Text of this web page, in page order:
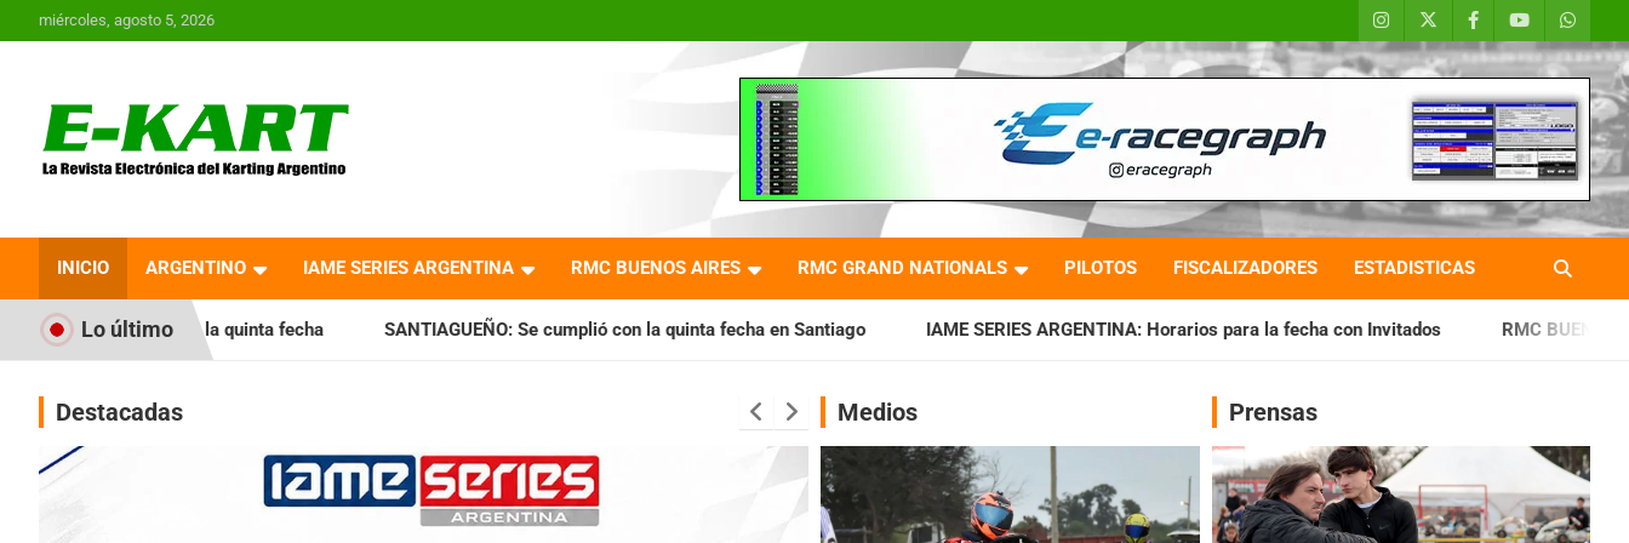
al
miércoles, agosto 5, 2026
Revista Electrónica del
Karting en Argentina
INICIO ARGENTINO IAME SERIES ARGENTINA RMC BUENOS AIRES RMC GRAND NATIONALS PILOTOS FISCALIZADORES ESTADISTICAS
Lo último
la quinta fecha SANTIAGUEÑO: Se cumplió con la quinta fecha en Santiago IAME SERIES ARGENTINA: Horarios para la fecha con Invitados RMC BUENOS AIRES: Cerró una
Destacadas Medios Prensas